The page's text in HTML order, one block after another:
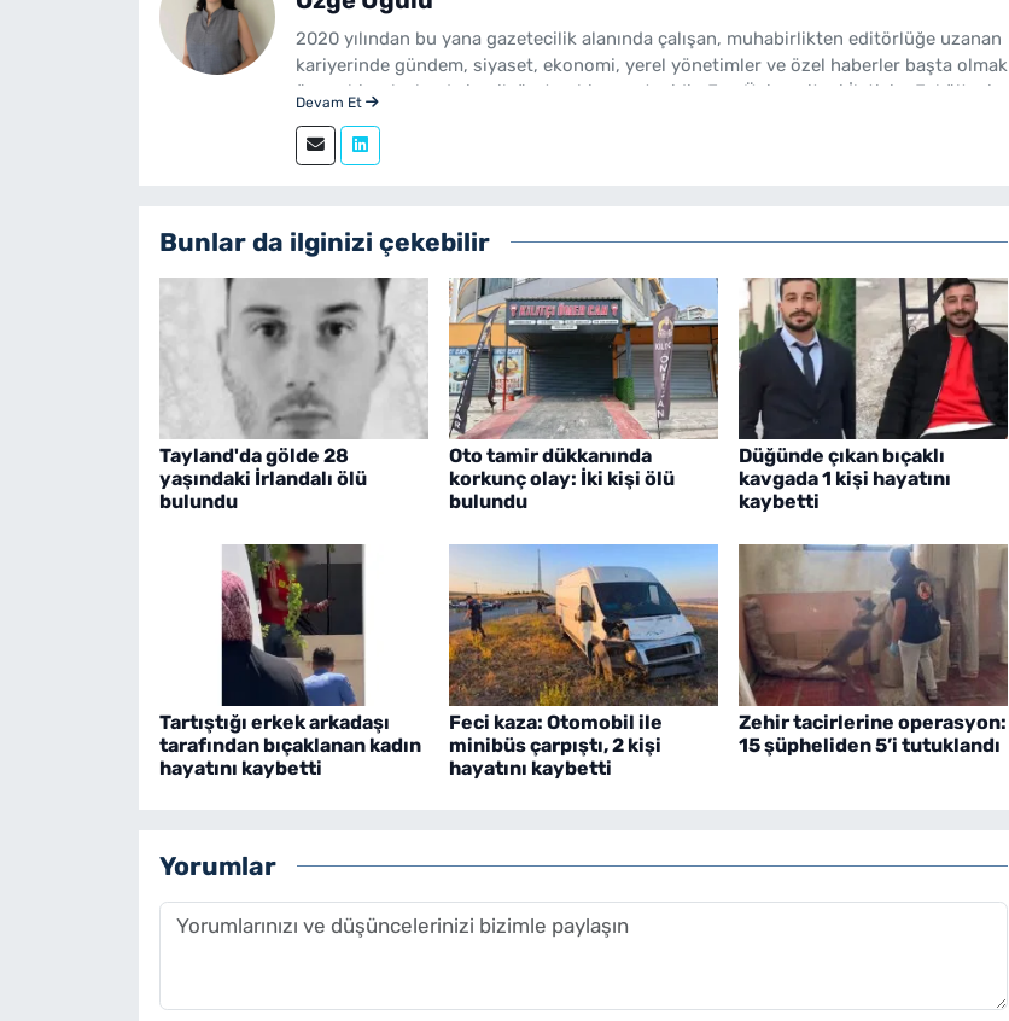
2020 yılından bu yana gazetecilik alanında çalışan, muhabirlikten editörlüğe uzanan
kariyerinde gündem, siyaset, ekonomi, yerel yönetimler ve özel haberler başta olmak
üzere birçok alanda içerik üreten bir gazetecidir. Ege Üniversitesi İletişim Fakültesi
sürdürmektedir.
Devam Et
Bunlar da ilginizi çekebilir
Tayland'da gölde 28
yaşındaki İrlandalı ölü
bulundu
Oto tamir dükkanında
korkunç olay: İki kişi ölü
bulundu
Düğünde çıkan bıçaklı
kavgada 1 kişi hayatını
kaybetti
Tartıştığı erkek arkadaşı
tarafından bıçaklanan kadın
hayatını kaybetti
Feci kaza: Otomobil ile
minibüs çarpıştı, 2 kişi
hayatını kaybetti
Zehir tacirlerine operasyon:
15 şüpheliden 5’i tutuklandı
Yorumlar